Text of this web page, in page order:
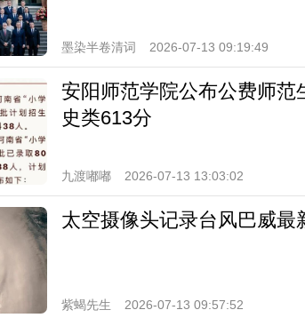
墨染半卷清词 2026-07-13 09:19:49
安阳师范学院公布公费师范
史类613分
九渡嘟嘟 2026-07-13 13:03:02
太空摄像头记录台风巴威
紫蝎先生 2026-07-13 09:57:52